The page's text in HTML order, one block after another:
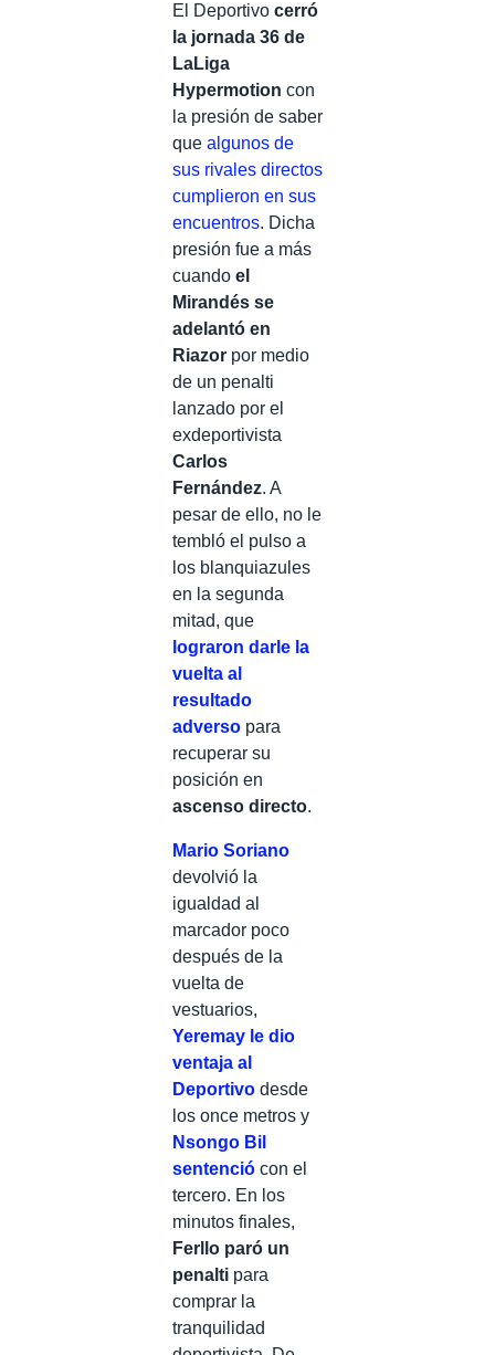
El Deportivo cerró
la jornada 36 de
LaLiga
Hypermotion con
la presión de saber
que algunos de
sus rivales directos
cumplieron en sus
encuentros. Dicha
presión fue a más
cuando el
Mirandés se
adelantó en
Riazor por medio
de un penalti
lanzado por el
exdeportivista
Carlos
Fernández. A
pesar de ello, no le
tembló el pulso a
los blanquiazules
en la segunda
mitad, que
lograron darle la
vuelta al
resultado
adverso para
recuperar su
posición en
ascenso directo.
Mario Soriano
devolvió la
igualdad al
marcador poco
después de la
vuelta de
vestuarios,
Yeremay le dio
ventaja al
Deportivo desde
los once metros y
Nsongo Bil
sentenció con el
tercero. En los
minutos finales,
Ferllo paró un
penalti para
comprar la
tranquilidad